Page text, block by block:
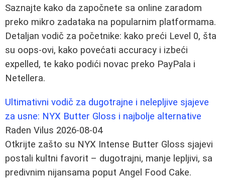
Saznajte kako da započnete sa online zaradom
preko mikro zadataka na popularnim platformama.
Detaljan vodič za početnike: kako preći Level 0, šta
su oops-ovi, kako povećati accuracy i izbeći
expelled, te kako podići novac preko PayPala i
Netellera.
Ultimativni vodič za dugotrajne i nelepljive sjajeve
za usne: NYX Butter Gloss i najbolje alternative
Raden Vilus 2026-08-04
Otkrijte zašto su NYX Intense Butter Gloss sjajevi
postali kultni favorit – dugotrajni, manje lepljivi, sa
predivnim nijansama poput Angel Food Cake.